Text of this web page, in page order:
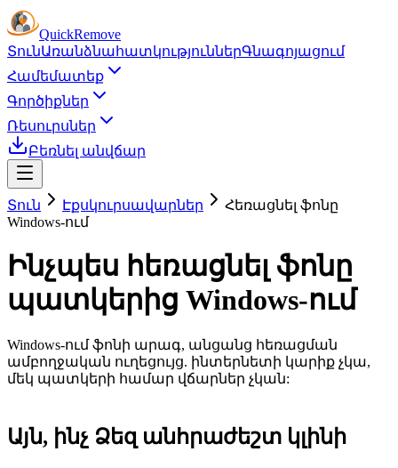
QuickRemove
ՏունԱռանձնահատկություններԳնագոյացում
Համեմատեք
Գործիքներ
Ռեսուրսներ
Բեռնել անվճար
Տուն Էքսկուրսավարներ
Հեռացնել ֆոնը
Windows-ում
Ինչպես հեռացնել ֆոնը
պատկերից Windows-ում
Windows-ում ֆոնի արագ, անցանց հեռացման
ամբողջական ուղեցույց. ինտերնետի կարիք չկա,
մեկ պատկերի համար վճարներ չկան:
Այն, ինչ Ձեզ անհրաժեշտ կլինի